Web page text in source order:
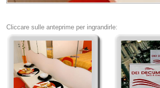
Cliccare sulle anteprime per ingrandirle: